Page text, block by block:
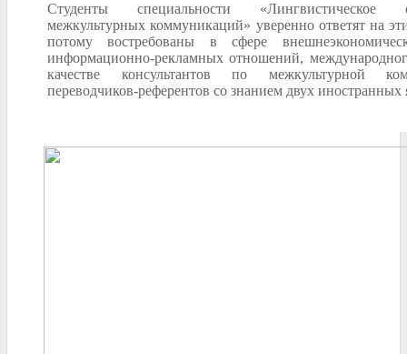
Студенты специальности «Лингвистическое
межкультурных коммуникаций» уверенно ответят на
потому востребованы в сфере
информационно-рекламных отношений,
качестве консультантов по межкультурной
переводчиков-референтов со знанием двух иностранных